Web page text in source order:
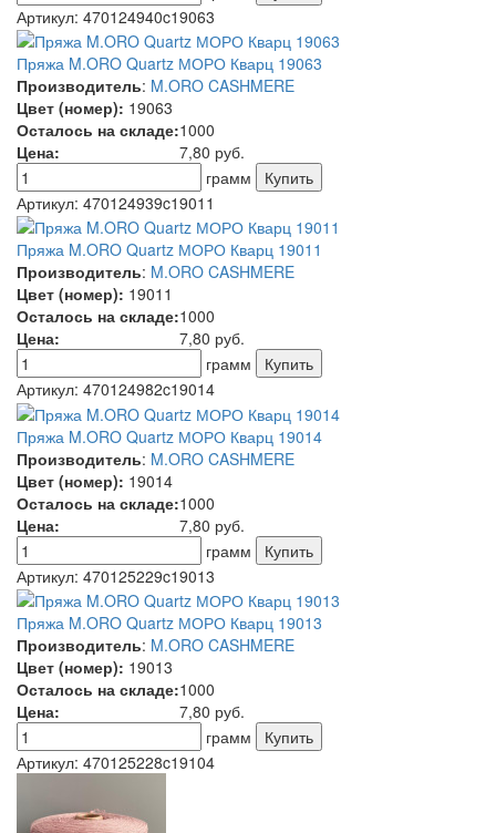
Артикул: 470124940c19063
Пряжа M.ORO Quartz МОРО Кварц 19063
Производитель: M.ORO CASHMERE
Цвет (номер): 19063
Осталось на складе:1000
Цена:
7,80 руб.
грамм
Артикул: 470124939c19011
Пряжа M.ORO Quartz МОРО Кварц 19011
Производитель: M.ORO CASHMERE
Цвет (номер): 19011
Осталось на складе:1000
Цена:
7,80 руб.
грамм
Артикул: 470124982c19014
Пряжа M.ORO Quartz МОРО Кварц 19014
Производитель: M.ORO CASHMERE
Цвет (номер): 19014
Осталось на складе:1000
Цена:
7,80 руб.
грамм
Артикул: 470125229c19013
Пряжа M.ORO Quartz МОРО Кварц 19013
Производитель: M.ORO CASHMERE
Цвет (номер): 19013
Осталось на складе:1000
Цена:
7,80 руб.
грамм
Артикул: 470125228c19104